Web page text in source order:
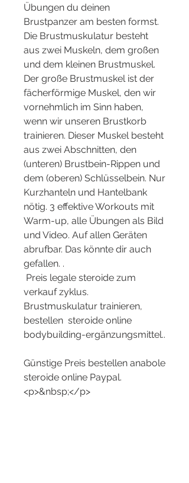
Übungen du deinen
Brustpanzer am besten formst.
Die Brustmuskulatur besteht
aus zwei Muskeln, dem großen
und dem kleinen Brustmuskel.
Der große Brustmuskel ist der
fächerförmige Muskel, den wir
vornehmlich im Sinn haben,
wenn wir unseren Brustkorb
trainieren. Dieser Muskel besteht
aus zwei Abschnitten, den
(unteren) Brustbein-Rippen und
dem (oberen) Schlüsselbein. Nur
Kurzhanteln und Hantelbank
nötig. 3 effektive Workouts mit
Warm-up, alle Übungen als Bild
und Video. Auf allen Geräten
abrufbar. Das könnte dir auch
gefallen. .
verkauf zyklus.
Brustmuskulatur trainieren,
bestellen  steroide online
bodybuilding-ergänzungsmittel..
Günstige Preis bestellen anabole
steroide online Paypal.
<p>&nbsp;</p>